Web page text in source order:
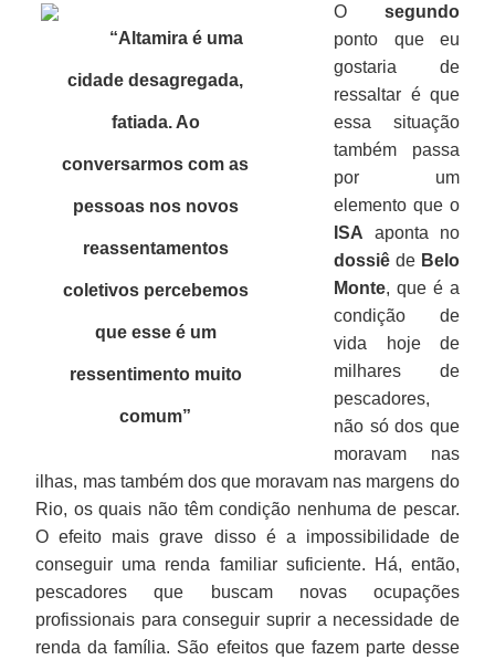
“Altamira é uma
cidade desagregada,
fatiada. Ao
conversarmos com as
pessoas nos novos
reassentamentos
coletivos percebemos
que esse é um
ressentimento muito
comum”
O segundo
ponto que eu
gostaria de
ressaltar é que
essa situação
também passa
por um
elemento que o
ISA aponta no
dossiê de Belo
Monte, que é a
condição de
vida hoje de
milhares de
pescadores,
não só dos que
moravam nas
ilhas, mas também dos que moravam nas margens do
Rio, os quais não têm condição nenhuma de pescar.
O efeito mais grave disso é a impossibilidade de
conseguir uma renda familiar suficiente. Há, então,
pescadores que buscam novas ocupações
profissionais para conseguir suprir a necessidade de
renda da família. São efeitos que fazem parte desse